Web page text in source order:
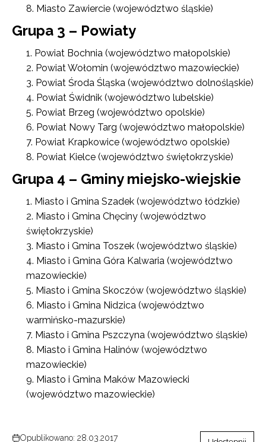
Miasto Zawiercie (województwo śląskie)
Grupa 3 – Powiaty
Powiat Bochnia (województwo małopolskie)
Powiat Wołomin (województwo mazowieckie)
Powiat Środa Śląska (województwo dolnośląskie)
Powiat Świdnik (województwo lubelskie)
Powiat Brzeg (województwo opolskie)
Powiat Nowy Targ (województwo małopolskie)
Powiat Krapkowice (województwo opolskie)
Powiat Kielce (województwo świętokrzyskie)
Grupa 4 – Gminy miejsko-wiejskie
Miasto i Gmina Szadek (województwo łódzkie)
Miasto i Gmina Chęciny (województwo
świętokrzyskie)
Miasto i Gmina Toszek (województwo śląskie)
Miasto i Gmina Góra Kalwaria (województwo
mazowieckie)
Miasto i Gmina Skoczów (województwo śląskie)
Miasto i Gmina Nidzica (województwo
warmińsko-mazurskie)
Miasto i Gmina Pszczyna (województwo śląskie)
Miasto i Gmina Halinów (województwo
mazowieckie)
Miasto i Gmina Maków Mazowiecki
(województwo mazowieckie)
Opublikowano: 28.03.2017